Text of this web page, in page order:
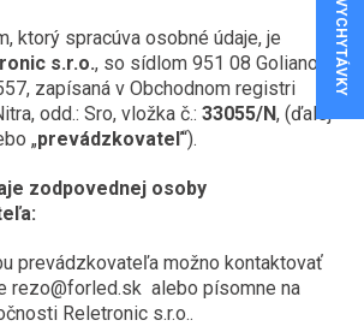
VYCHYTÁVKY
REFLEKTORY (KOĽAJNICOVÉ)
VÝBUŠNÉHO PROSTREDIA
K LED REFLEKTOROM
STMIEVANIE LED
RÁMY A ZÁVESY
ORIENTAČNÉ
DO PODLAHY
STĹPIKY
TELESÁ NA ŽIAROVKY
SVETLÁ (DO SADROKARTÓNU)
SVIETIDLÁ DO KÚPEĽNE
SVIETIDLÁ DO KUCHYNE
ORIENTAČNÉ SVIETIDLÁ
STOLNÉ LAMPY
TELESÁ NA ŽIAROVKY
LED PÁSY
LED PÁSY NA 24V
LED PÁSY NA 12V
RGB PÁSY
NAPÁJACIE ZDROJE
KONEKTORY, KÁBLE
ŽIAROVKY
LED ŽIAROVKY
GU10 (BODOVKA 230V)
MR16 (BODOVKA 12V)
G4 (MINI ŽIAROVKA 12V)
G9 (MINI ŽIAROVKA 230V)
T8 (G13)
T5 (G5)
ELEKTRO
VÝPREDAJ
ktorý spracúva osobné údaje, je
s.r.o., so sídlom 951 08 Golianovo
zapísaná v Obchodnom registri
odd.: Sro, vložka č.: 33055/N, (ďalej
„prevádzkovateľ“).
zodpovednej osoby
prevádzkovateľa možno kontaktovať
rezo@forled.sk alebo písomne na
Reletronic s.r.o..